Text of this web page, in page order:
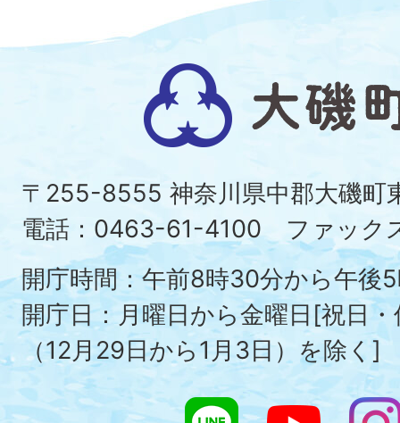
大
磯
町
〒255-8555 神奈川県中郡大磯
電話：0463-61-4100 ファック
開庁時間：午前8時30分から午後
開庁日：月曜日から金曜日[祝日
（12月29日から1月3日）を除く]